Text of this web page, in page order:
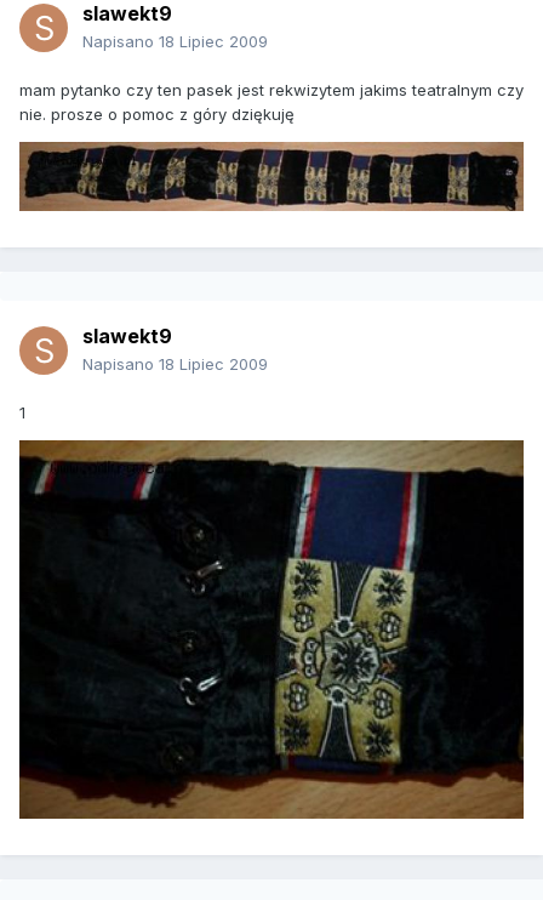
slawekt9
Napisano 18 Lipiec 2009
mam pytanko czy ten pasek jest rekwizytem jakims teatralnym czy
nie. prosze o pomoc z góry dziękuję
slawekt9
Napisano 18 Lipiec 2009
1